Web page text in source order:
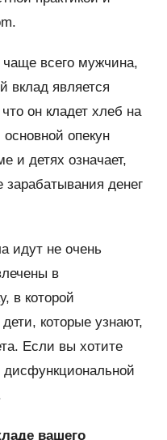
всего мужчина,
вклад является
он кладет хлеб на
опекун
и детях означает,
зарабатывания денег
идут не очень
в
в которой
которые узнают,
Если вы хотите
дисфункциональной
вашего